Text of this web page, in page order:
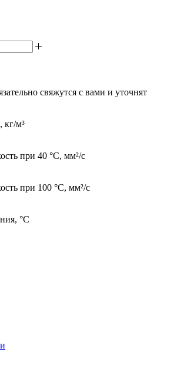
свяжутся с вами и уточнят
кг/м³
при 40 °C, мм²/с
при 100 °C, мм²/с
°C